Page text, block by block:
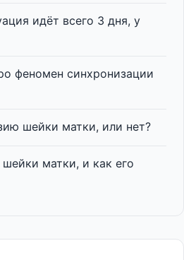
идёт всего 3 дня, у
феномен синхронизации
шейки матки, или нет?
матки, и как его